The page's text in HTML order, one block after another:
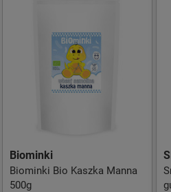
Biominki
Biominki Bio Kaszka Manna
500g